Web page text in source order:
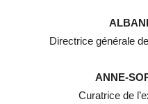
Directrice générale
ANNE-
Curatrice de